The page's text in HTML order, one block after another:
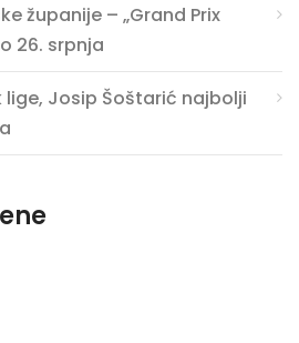
županije – „Grand Prix
26. srpnja
lige, Josip Šoštarić najbolji